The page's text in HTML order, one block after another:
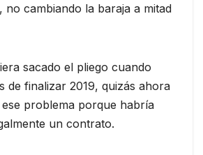
no cambiando la baraja a mitad
sacado el pliego cuando
de finalizar 2019, quizás ahora
problema porque habría
un contrato.